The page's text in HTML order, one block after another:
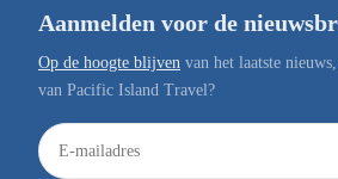
Aanmelden voor de
Op de hoogte blijven van het laatste
van Pacific Island Travel?
E
-